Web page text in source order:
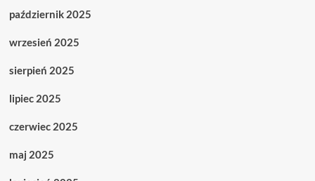
październik 2025
wrzesień 2025
sierpień 2025
lipiec 2025
czerwiec 2025
maj 2025